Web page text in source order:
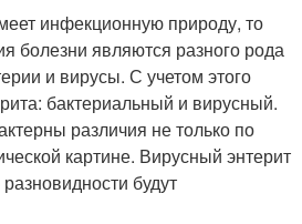
инфекционную природу, то
болезни являются разного рода
и вирусы. С учетом этого
бактериальный и вирусный.
различия не только по
картине. Вирусный энтерит
будут